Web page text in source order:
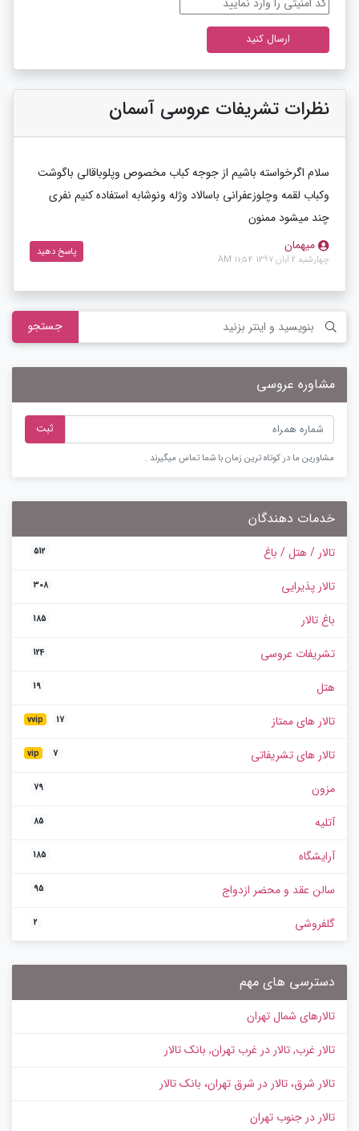
نظرات تشریفات عروسی آسمان
سلام اگرخواسته باشیم از جوجه کباب مخصوص وپلوباقالی باگوشت
وکباب لقمه وچلوزعفرانی باسالاد وژله ونوشابه استفاده کنیم نفری
چند میشود ممنون
میهمان
چهارشنبه 2 آبان 1397 11:54 AM
پاسخ دهید
جستجو
مشاوره عروسی
ثبت
مشاورین ما در کوتاه ترین زمان با شما تماس میگیرند .
خدمات دهندگان
تالار / هتل / باغ 512
تالار پذیرایی 308
باغ تالار 185
تشریفات عروسی 124
هتل 19
تالار های ممتاز vvip 17
تالار های تشریفاتی vip 7
مزون 79
آتلیه 85
آرایشگاه 185
سالن عقد و محضر ازدواج 95
گلفروشی 2
دسترسی های مهم
تالارهای شمال تهران
تالار غرب, تالار در غرب تهران, بانک تالار
تالار شرق، تالار در شرق تهران، بانک تالار
تالار در جنوب تهران